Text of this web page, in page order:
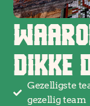
DIKKE
Gezelligste
gezellig team